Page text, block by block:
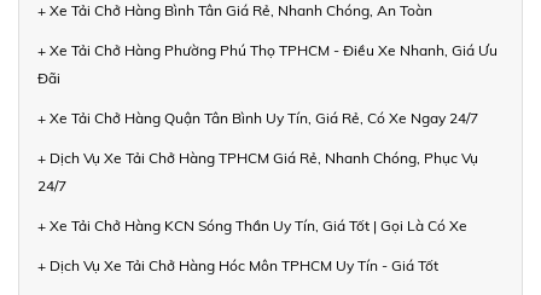
+ Xe Tải Chở Hàng Bình Tân Giá Rẻ, Nhanh Chóng, An Toàn
+ Xe Tải Chở Hàng Phường Phú Thọ TPHCM - Điều Xe Nhanh, Giá Ưu
Đãi
+ Xe Tải Chở Hàng Quận Tân Bình Uy Tín, Giá Rẻ, Có Xe Ngay 24/7
+ Dịch Vụ Xe Tải Chở Hàng TPHCM Giá Rẻ, Nhanh Chóng, Phục Vụ
24/7
+ Xe Tải Chở Hàng KCN Sóng Thần Uy Tín, Giá Tốt | Gọi Là Có Xe
+ Dịch Vụ Xe Tải Chở Hàng Hóc Môn TPHCM Uy Tín - Giá Tốt